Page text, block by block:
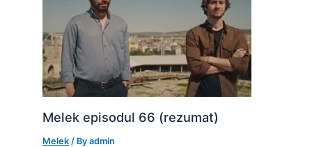
Melek episodul 66 (rezumat)
Melek / Byadmin